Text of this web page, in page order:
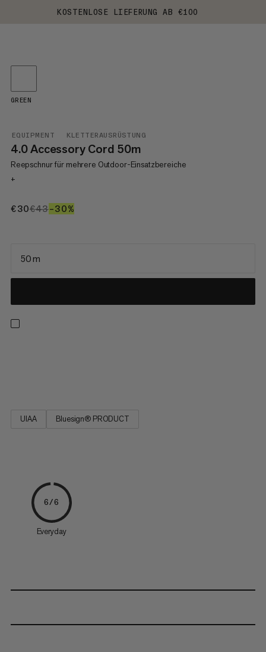
KOSTENLOSE LIEFERUNG AB €100
EQUIPMENT KLETTERAUSRÜSTUNG
4.0 Accessory Cord 50m
Reepschnur für mehrere Outdoor-Einsatzbereiche
+
€30€30
€43€43
–30%
GREEN
50 m
UIAA Bluesign® PRODUCT
6/6
Everyday